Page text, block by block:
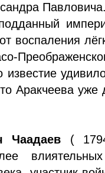
воспаления
известие
Аракчеева уже
Чаадаев (
влиятельных